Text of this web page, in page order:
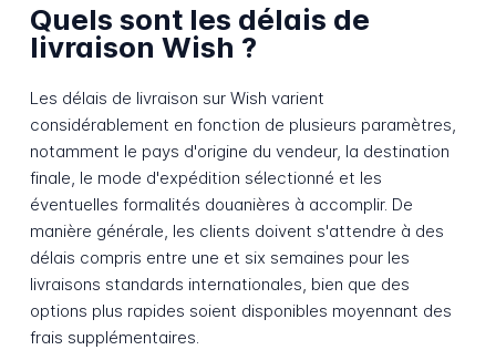
Quels sont les délais de
livraison Wish ?
Les délais de livraison sur Wish varient
considérablement en fonction de plusieurs paramètres,
notamment le pays d'origine du vendeur, la destination
finale, le mode d'expédition sélectionné et les
éventuelles formalités douanières à accomplir. De
manière générale, les clients doivent s'attendre à des
délais compris entre une et six semaines pour les
livraisons standards internationales, bien que des
options plus rapides soient disponibles moyennant des
frais supplémentaires.